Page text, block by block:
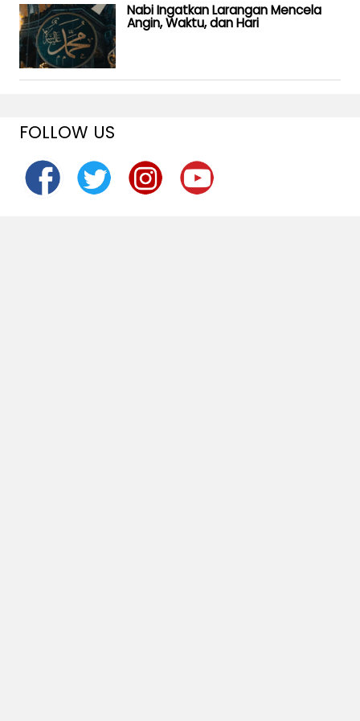
Nabi Ingatkan Larangan Mencela
Angin, Waktu, dan Hari
FOLLOW US